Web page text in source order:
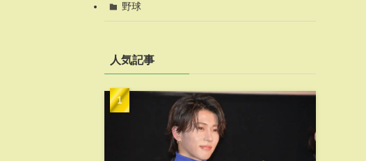
野球
人気記事